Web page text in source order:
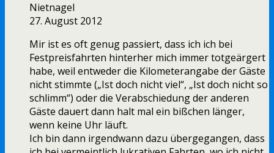
Nietnagel
27. August 2012
Mir ist es oft genug passiert, dass ich ich bei
Festpreisfahrten hinterher mich immer totgeärgert
habe, weil entweder die Kilometerangabe der Gäste
nicht stimmte („Ist doch nicht viel“, „Ist doch nicht so
schlimm“) oder die Verabschiedung der anderen
Gäste dauert dann halt mal ein bißchen länger,
wenn keine Uhr läuft.
Ich bin dann irgendwann dazu übergegangen, dass